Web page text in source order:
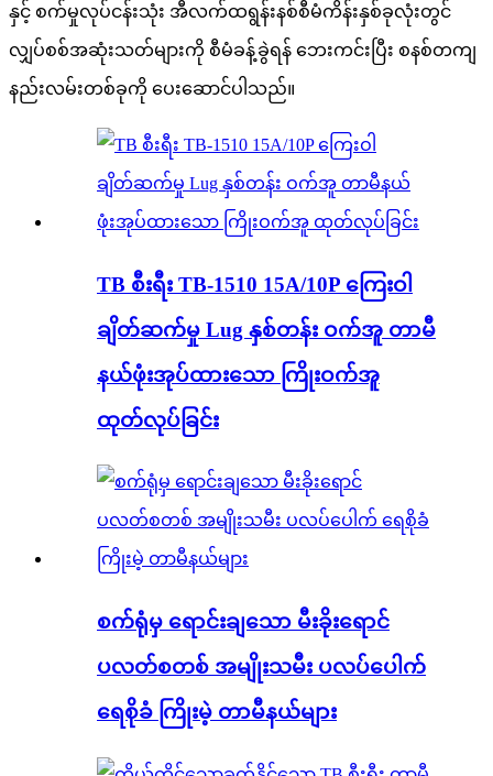
နှင့် စက်မှုလုပ်ငန်းသုံး အီလက်ထရွန်းနစ်စီမံကိန်းနှစ်ခုလုံးတွင်
လျှပ်စစ်အဆုံးသတ်များကို စီမံခန့်ခွဲရန် ဘေးကင်းပြီး စနစ်တကျ
နည်းလမ်းတစ်ခုကို ပေးဆောင်ပါသည်။
TB စီးရီး TB-1510 15A/10P ကြေးဝါ
ချိတ်ဆက်မှု Lug နှစ်တန်း ဝက်အူ တာမီ
နယ်ဖုံးအုပ်ထားသော ကြိုးဝက်အူ
ထုတ်လုပ်ခြင်း
စက်ရုံမှ ရောင်းချသော မီးခိုးရောင်
ပလတ်စတစ် အမျိုးသမီး ပလပ်ပေါက်
ရေစိုခံ ကြိုးမဲ့ တာမီနယ်များ